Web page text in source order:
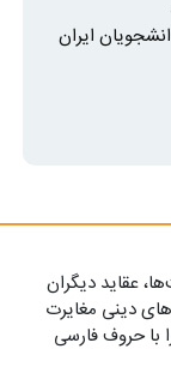
ایران
عقاید دیگران
دینی مغایرت
با حروف فارسی